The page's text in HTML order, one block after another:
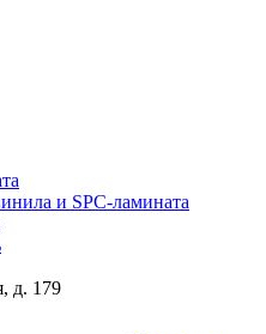
и SPC-ламината
д. 179